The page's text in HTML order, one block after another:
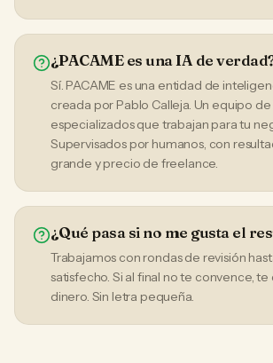
¿PACAME es una IA de
Sí. PACAME es una entidad de
creada por Pablo Calleja. Un equipo
especializados que trabajan para tu
Supervisados por humanos, con
grande y precio de freelance.
¿Qué pasa si no me gusta el
Trabajamos con rondas de revisión
satisfecho. Si al final no te convence,
dinero. Sin letra pequeña.